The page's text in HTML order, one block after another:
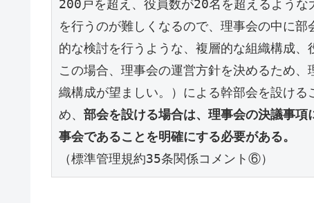
200戸を超え、役員数が20名を超えるよう
を行うのが難しくなるので、理事会の中に
的な検討を行うような、複層的な組織構成、
この場合、理事会の運営方針を決めるため
織構成が望ましい。）による幹部会を設け
め、 部会を設ける場合は、理事会の決議事
事会であることを明確にする必要がある。
（標準管理規約35条関係コメント⑥）